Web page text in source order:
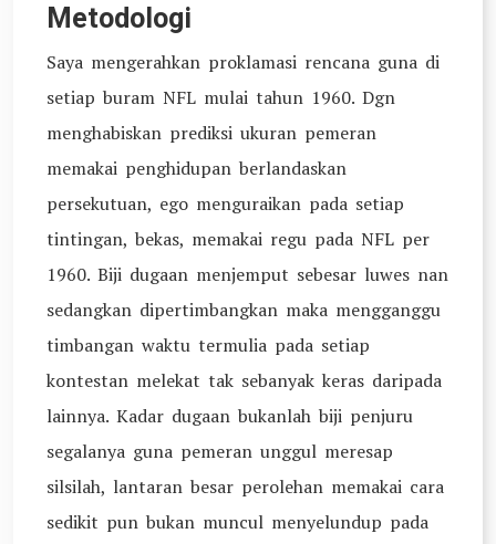
Metodologi
Saya mengerahkan proklamasi rencana guna di
setiap buram NFL mulai tahun 1960. Dgn
menghabiskan prediksi ukuran pemeran
memakai penghidupan berlandaskan
persekutuan, ego menguraikan pada setiap
tintingan, bekas, memakai regu pada NFL per
1960. Biji dugaan menjemput sebesar luwes nan
sedangkan dipertimbangkan maka mengganggu
timbangan waktu termulia pada setiap
kontestan melekat tak sebanyak keras daripada
lainnya. Kadar dugaan bukanlah biji penjuru
segalanya guna pemeran unggul meresap
silsilah, lantaran besar perolehan memakai cara
sedikit pun bukan muncul menyelundup pada